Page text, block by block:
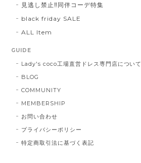
見逃し禁止‼同伴コーデ特集
black friday SALE
ALL Item
GUIDE
Lady's coco工場直営ドレス専門店について
BLOG
COMMUNITY
MEMBERSHIP
お問い合わせ
プライバシーポリシー
特定商取引法に基づく表記